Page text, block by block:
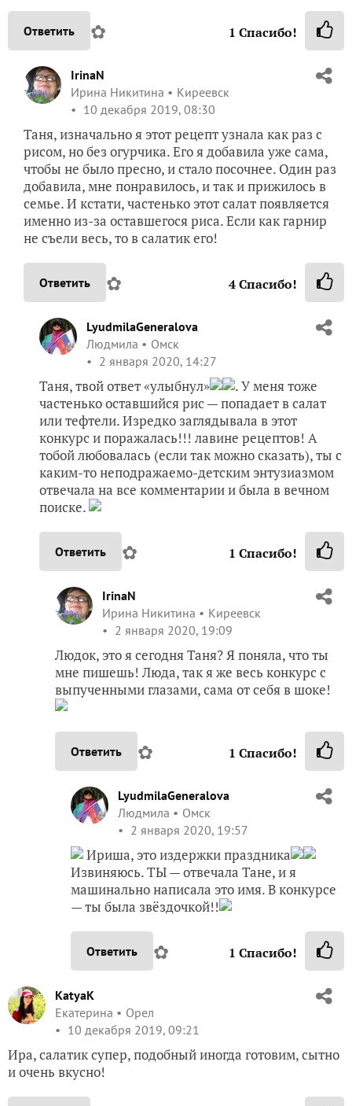
Ответить ✿ 1 Спасибо!
IrinaN
Ирина Никитина
Киреевск
10 декабря 2019, 08:30
Таня, изначально я этот рецепт узнала как раз с
рисом, но без огурчика. Его я добавила уже сама,
чтобы не было пресно, и стало посочнее. Один раз
добавила, мне понравилось, и так и прижилось в
семье. И кстати, частенько этот салат появляется
именно из-за оставшегося риса. Если как гарнир
не съели весь, то в салатик его!
Ответить ✿ 4Спасибо!
LyudmilaGeneralova
Людмила
Омск
2 января 2020, 14:27
Таня, твой ответ «улыбнул»
. У меня тоже
частенько оставшийся рис — попадает в салат
или тефтели. Изредко заглядывала в этот
конкурс и поражалась!!! лавине рецептов! А
тобой любовалась (если так можно сказать), ты с
каким-то неподражаемо-детским энтузиазмом
отвечала на все комментарии и была в вечном
поиске.
Ответить ✿ 1 Спасибо!
IrinaN
Ирина Никитина
Киреевск
2 января 2020, 19:09
Людок, это я сегодня Таня? Я поняла, что ты
мне пишешь! Люда, так я же весь конкурс с
выпученными глазами, сама от себя в шоке!
Ответить ✿ 1 Спасибо!
LyudmilaGeneralova
Людмила
Омск
2 января 2020, 19:57
Ириша, это издержки праздника
Извиняюсь. ТЫ — отвечала Тане, и я
машинально написала это имя. В конкурсе
— ты была звёздочкой!!
Ответить ✿ 1 Спасибо!
KatyaK
Екатерина
Орел
10 декабря 2019, 09:21
Ира, салатик супер, подобный иногда готовим, сытно
и очень вкусно!